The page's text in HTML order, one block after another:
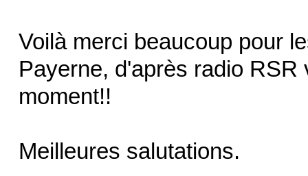
Voilà merci beaucoup pour
Payerne, d'après radio
moment!!
Meilleures salutations.